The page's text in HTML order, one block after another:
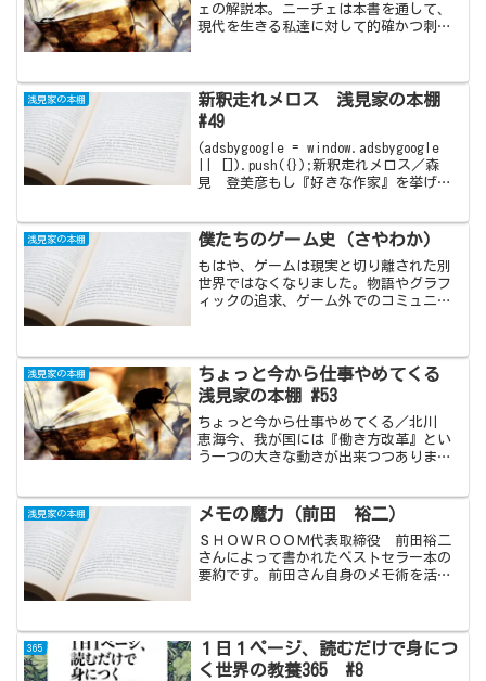
ェの解説本。ニーチェは本書を通して、
現代を生きる私達に対して的確かつ刺激
き、自分を愛し、シンプルに自分の道を
突き進む。これが強く生きていく方法で
す。
浅見家の本棚
新釈走れメロス 浅見家の本棚
#49
(adsbygoogle = window.adsbygoogle
|| []).push({});新釈走れメロス／森
見 登美彦もし『好きな作家』を挙げる
『あなたの好き...
浅見家の本棚 僕たちのゲーム史（さやわか）
もはや、ゲームは現実と切り離された別
世界ではなくなりました。物語やグラフ
ィックの追求、ゲーム外でのコミュニケ
添う現在の身近な姿となりました。
浅見家の本棚
ちょっと今から仕事やめてくる
浅見家の本棚 #53
ちょっと今から仕事やめてくる／北川
恵海今、我が国には『働き方改革』とい
う一つの大きな動きが出来つつありま
とでももうしましょうか、関心が高まっ
ているのだと思います。(a...
浅見家の本棚 メモの魔力（前田 裕二）
ＳＨＯＷＲＯＯＭ代表取締役 前田裕二
さんによって書かれたベストセラー本の
要約です。前田さん自身のメモ術を活用
読むことで、早速メモをしたくなってき
ました。
365
１日１ページ、読むだけで身につ
く世界の教養365 #8